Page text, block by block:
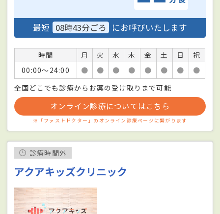
最短 08時43分ごろ にお呼びいたします
時間 月 火 水 木 金 土 日
祝
00:00〜24:00
● ● ● ● ● ● ●
●
全国どこでも診療からお薬の受け取りまで可能
オンライン診療についてはこちら
※「ファストドクター」のオンライン診療ページに繋がります
診療時間外
アクアキッズクリニック